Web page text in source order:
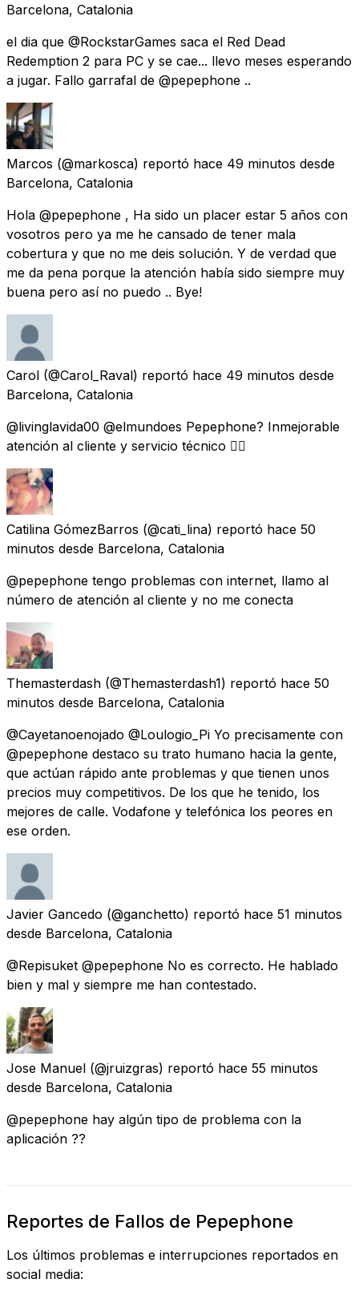
Barcelona, Catalonia
el dia que @RockstarGames saca el Red Dead
Redemption 2 para PC y se cae... llevo meses esperando
a jugar. Fallo garrafal de @pepephone ..
Marcos (@markosca) reportó hace 49 minutos desde
Barcelona, Catalonia
Hola @pepephone , Ha sido un placer estar 5 años con
vosotros pero ya me he cansado de tener mala
cobertura y que no me deis solución. Y de verdad que
me da pena porque la atención había sido siempre muy
buena pero así no puedo .. Bye!
Carol (@Carol_Raval) reportó hace 49 minutos desde
Barcelona, Catalonia
@livinglavida00 @elmundoes Pepephone? Inmejorable
atención al cliente y servicio técnico 👍🏻
Catilina GómezBarros (@cati_lina) reportó hace 50
minutos desde Barcelona, Catalonia
@pepephone tengo problemas con internet, llamo al
número de atención al cliente y no me conecta
Themasterdash (@Themasterdash1) reportó hace 50
minutos desde Barcelona, Catalonia
@Cayetanoenojado @Loulogio_Pi Yo precisamente con
@pepephone destaco su trato humano hacia la gente,
que actúan rápido ante problemas y que tienen unos
precios muy competitivos. De los que he tenido, los
mejores de calle. Vodafone y telefónica los peores en
ese orden.
Javier Gancedo (@ganchetto) reportó hace 51 minutos
desde Barcelona, Catalonia
@Repisuket @pepephone No es correcto. He hablado
bien y mal y siempre me han contestado.
Jose Manuel (@jruizgras) reportó hace 55 minutos
desde Barcelona, Catalonia
@pepephone hay algún tipo de problema con la
aplicación ??
Reportes de Fallos de Pepephone
Los últimos problemas e interrupciones reportados en
social media: